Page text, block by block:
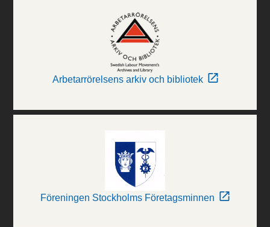
Arbetarrörelsens arkiv och bibliotek
Föreningen Stockholms Företagsminnen